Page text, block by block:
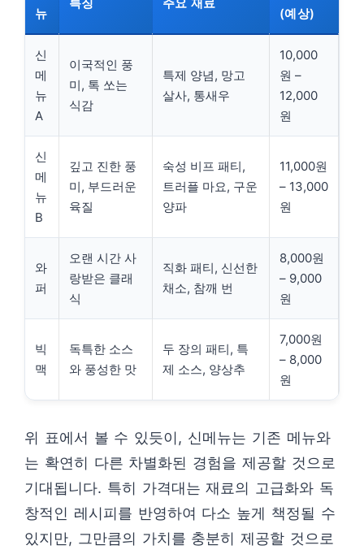
뉴
(예상)
신
메
뉴
A
이국적인 풍
미, 톡 쏘는
식감
특제 양념, 망고
살사, 통새우
10,000
원 –
12,000
원
신
메
뉴
B
깊고 진한 풍
미, 부드러운
육질
숙성 비프 패티,
트러플 마요, 구운
양파
11,000원
– 13,000
원
와
퍼
오랜 시간 사
랑받은 클래
식
직화 패티, 신선한
채소, 참깨 번
8,000원
– 9,000
원
빅
맥
독특한 소스
와 풍성한 맛
두 장의 패티, 특
제 소스, 양상추
7,000원
– 8,000
원
위 표에서 볼 수 있듯이, 신메뉴는 기존 메뉴와
는 확연히 다른 차별화된 경험을 제공할 것으로
기대됩니다. 특히 가격대는 재료의 고급화와 독
창적인 레시피를 반영하여 다소 높게 책정될 수
있지만, 그만큼의 가치를 충분히 제공할 것으로